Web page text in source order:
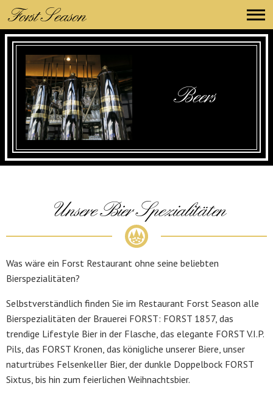
Forst Season
Beers
Unsere Bier Spezialitäten
Was wäre ein Forst Restaurant ohne seine beliebten
Bierspezialitäten?
Selbstverständlich finden Sie im Restaurant Forst Season alle
Bierspezialitäten der Brauerei FORST: FORST 1857, das
trendige Lifestyle Bier in der Flasche, das elegante FORST V.I.P.
Pils, das FORST Kronen, das königliche unserer Biere, unser
naturtrübes Felsenkeller Bier, der dunkle Doppelbock FORST
Sixtus, bis hin zum feierlichen Weihnachtsbier.